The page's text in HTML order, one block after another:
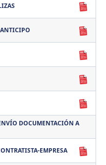
DOCUMENTACIÓN A
EMPRESA